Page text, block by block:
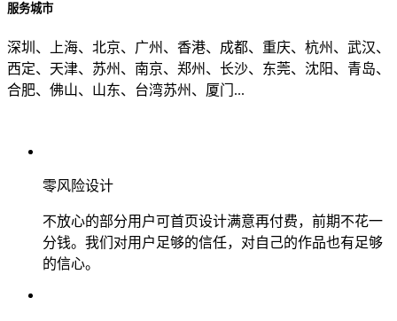
服务城市
深圳、上海、北京、广州、香港、成都、重庆、杭州、武汉、
西定、天津、苏州、南京、郑州、长沙、东莞、沈阳、青岛、
合肥、佛山、山东、台湾苏州、厦门...
零风险设计
不放心的部分用户可首页设计满意再付费，前期不花一
分钱。我们对用户足够的信任，对自己的作品也有足够
的信心。